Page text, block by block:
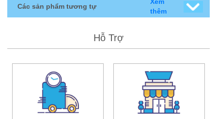
Các sản phẩm tương tự
Xem
thêm
Hỗ Trợ